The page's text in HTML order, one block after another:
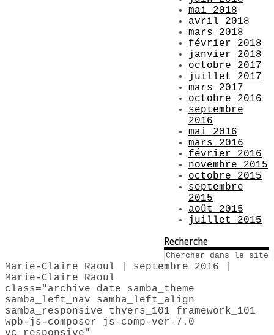
mai 2018
avril 2018
mars 2018
février 2018
janvier 2018
octobre 2017
juillet 2017
mars 2017
octobre 2016
septembre
2016
mai 2016
mars 2016
février 2016
novembre 2015
octobre 2015
septembre
2015
août 2015
juillet 2015
Recherche
Marie-Claire Raoul | septembre 2016 |
Marie-Claire Raoul
class="archive date samba_theme
samba_left_nav samba_left_align
samba_responsive thvers_101 framework_101
wpb-js-composer js-comp-ver-7.0